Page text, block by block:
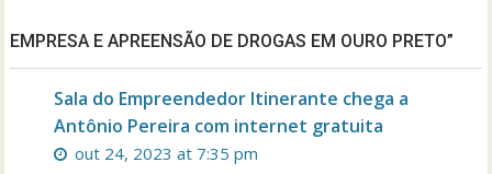
EMPRESA E APREENSÃO DE DROGAS EM OURO PRETO”
Sala do Empreendedor Itinerante chega a
Antônio Pereira com internet gratuita
out 24, 2023 at 7:35 pm